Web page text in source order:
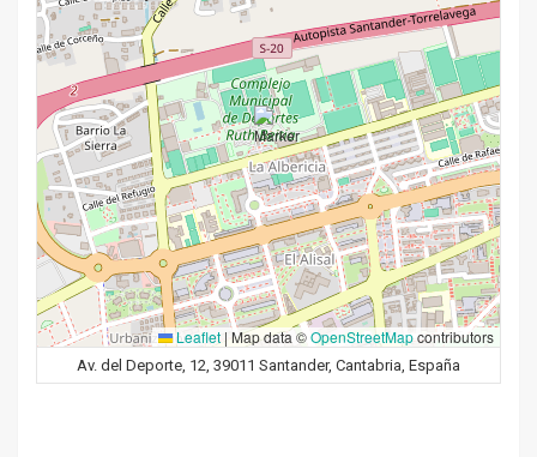
Leaflet| Map data ©OpenStreetMapcontributors
Av. del Deporte, 12, 39011 Santander, Cantabria, España